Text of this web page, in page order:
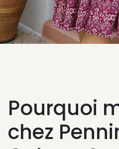
Pourquoi
chez